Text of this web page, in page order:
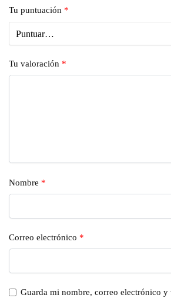
Tu puntuación *
Tu valoración *
Nombre *
Correo electrónico *
Guarda mi nombre, correo electrónico y